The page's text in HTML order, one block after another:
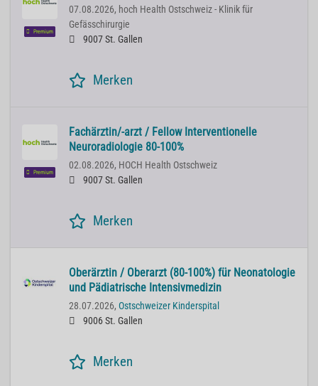
Premium
07.08.2026, hoch Health Ostschweiz - Klinik für
Gefässchirurgie
9007 St. Gallen
Merken
Premium
Fachärztin/-arzt / Fellow Interventionelle
Neuroradiologie 80-100%
02.08.2026, HOCH Health Ostschweiz
9007 St. Gallen
Merken
Oberärztin / Oberarzt (80-100%) für Neonatologie
und Pädiatrische Intensivmedizin
28.07.2026, Ostschweizer Kinderspital
9006 St. Gallen
Merken